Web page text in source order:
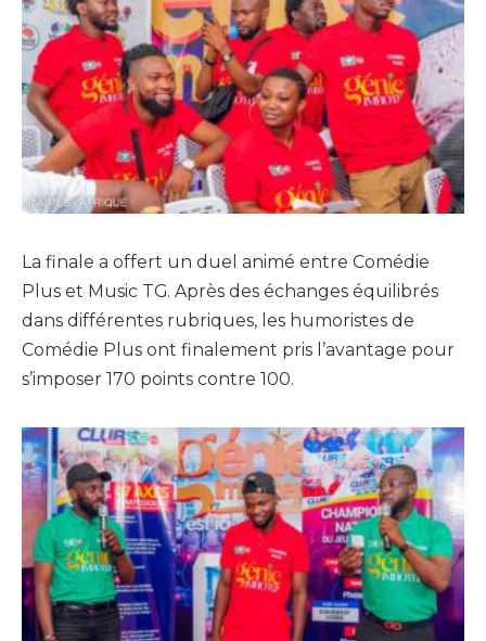
La finale a offert un duel animé entre Comédie
Plus et Music TG. Après des échanges équilibrés
dans différentes rubriques, les humoristes de
Comédie Plus ont finalement pris l’avantage pour
s’imposer 170 points contre 100.